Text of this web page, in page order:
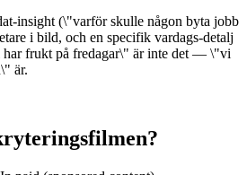
insight (\"varför skulle någon byta jobb
i bild, och en specifik vardags-detalj
har frukt på fredagar\" är inte det — \"vi
är.